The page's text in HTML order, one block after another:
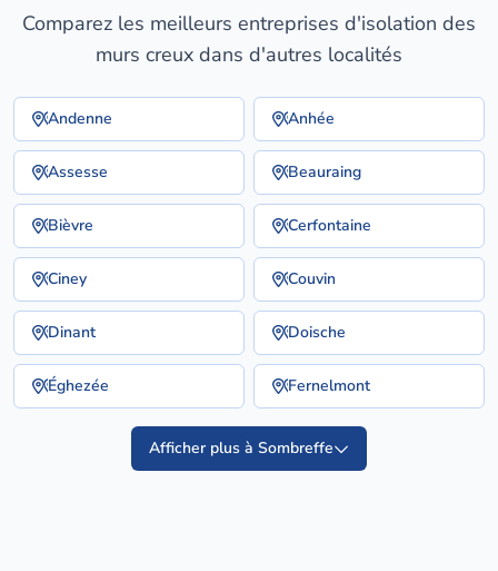
Comparez les meilleurs entreprises d'isolation des
murs creux dans d'autres localités
Andenne Anhée
Assesse Beauraing
Bièvre Cerfontaine
Ciney Couvin
Dinant Doische
Éghezée Fernelmont
Afficher plus à Sombreffe